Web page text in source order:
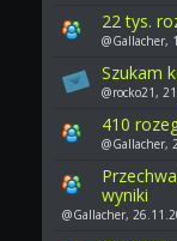
22 tys.
@Gallacher,
Szukam
@rocko21,
410
@Gallacher,
wyniki
@Gallacher,